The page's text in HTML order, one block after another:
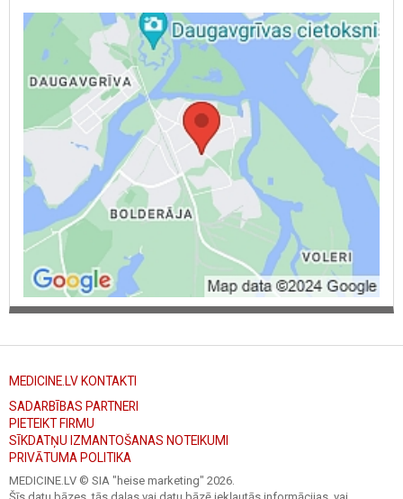
MEDICINE.LV KONTAKTI
SADARBĪBAS PARTNERI
PIETEIKT FIRMU
SĪKDATŅU IZMANTOŠANAS NOTEIKUMI
PRIVĀTUMA POLITIKA
MEDICINE.LV © SIA "heise marketing" 2026.